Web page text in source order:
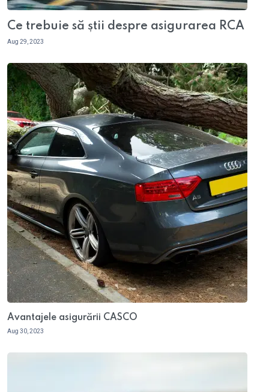
Ce trebuie să știi despre asigurarea RCA
Aug 29, 2023
Avantajele asigurării CASCO
Aug 30, 2023